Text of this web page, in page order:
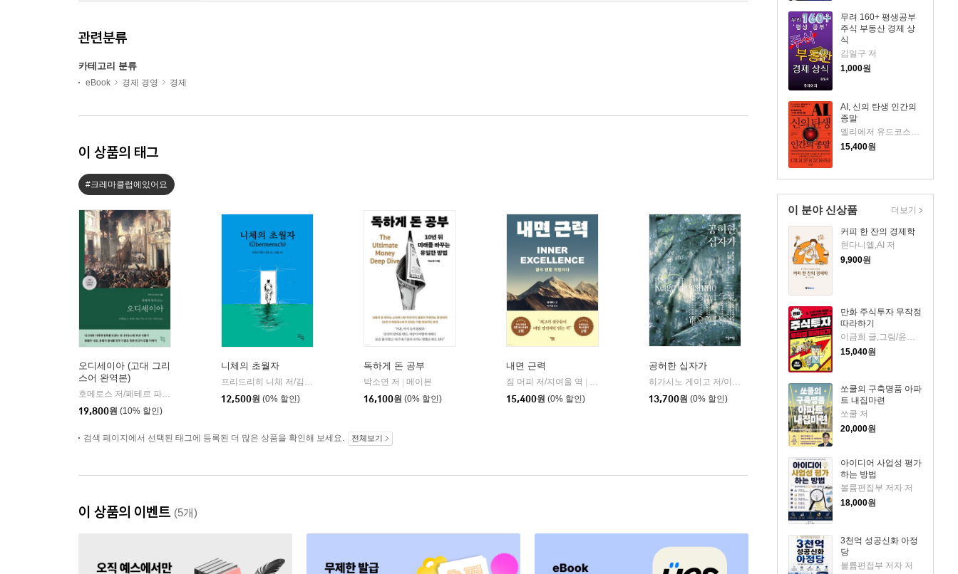
무려 160+ 평생공부
주식 부동산 경제 상
식
김일구 저
1,000원
AI, 신의 탄생 인간의
종말
엘리에저 유드코스키,네이트 소아레스 공저/고영훈 역
15,400원
이 분야 신상품
커피 한 잔의 경제학
현다니엘,AI 저
9,900원
만화 주식투자 무작정
따라하기
이금희 글,그림/윤재수 원작
15,040원
쏘쿨의 구축명품 아파
트 내집마련
쏘쿨 저
20,000원
아이디어 사업성 평가
하는 방법
볼륨편집부 저자 저
18,000원
3천억 성공신화 아정
당
볼륨편집부 저자 저
더보기
관련분류
카테고리 분류
eBook 경제 경영 경제
이 상품의 태그
#크레마클럽에있어요
오디세이아 (고대 그리
스어 완역본)
| 현대지성
19,800원 (10% 할인)
니체의 초월자
12,500원 (0% 할인)
독하게 돈 공부
박소연 저 | 메이븐
16,100원 (0% 할인)
내면 근력
짐 머피 저/지여울 역 |
15,400원 (0% 할인)
공허한 십자가
자음과모음
13,700원 (0% 할인)
검색 페이지에서 선택된 태그에 등록된 더 많은 상품을 확인해 보세요. 전체보기
이 상품의 이벤트 (5개)